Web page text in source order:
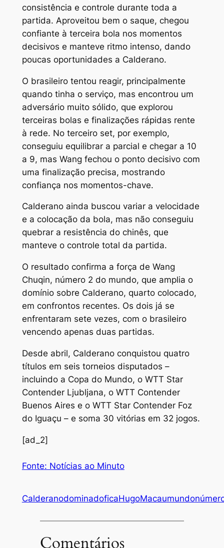
consistência e controle durante toda a
partida. Aproveitou bem o saque, chegou
confiante à terceira bola nos momentos
decisivos e manteve ritmo intenso, dando
poucas oportunidades a Calderano.
O brasileiro tentou reagir, principalmente
quando tinha o serviço, mas encontrou um
adversário muito sólido, que explorou
terceiras bolas e finalizações rápidas rente
à rede. No terceiro set, por exemplo,
conseguiu equilibrar a parcial e chegar a 10
a 9, mas Wang fechou o ponto decisivo com
uma finalização precisa, mostrando
confiança nos momentos-chave.
Calderano ainda buscou variar a velocidade
e a colocação da bola, mas não conseguiu
quebrar a resistência do chinês, que
manteve o controle total da partida.
O resultado confirma a força de Wang
Chuqin, número 2 do mundo, que amplia o
domínio sobre Calderano, quarto colocado,
em confrontos recentes. Os dois já se
enfrentaram sete vezes, com o brasileiro
vencendo apenas duas partidas.
Desde abril, Calderano conquistou quatro
títulos em seis torneios disputados –
incluindo a Copa do Mundo, o WTT Star
Contender Ljubljana, o WTT Contender
Buenos Aires e o WTT Star Contender Foz
do Iguaçu – e soma 30 vitórias em 32 jogos.
[ad_2]
Fonte: Notícias ao Minuto
CalderanodominadoficaHugoMacaumundo
Comentários